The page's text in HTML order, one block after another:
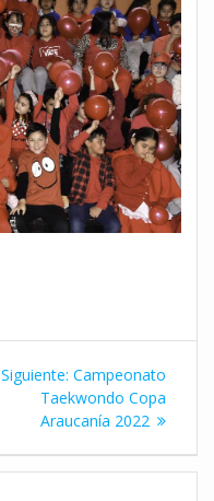
Siguiente: Siguiente
entrada:
Campeonato
Taekwondo Copa
Araucanía 2022